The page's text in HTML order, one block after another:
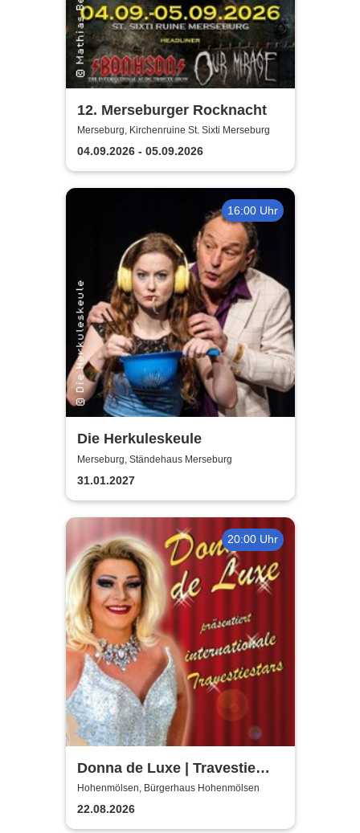
12. Merseburger Rocknacht
Merseburg, Kirchenruine St. Sixti Merseburg
04.09.2026 - 05.09.2026
16:00 Uhr
Die Herkuleskeule
Merseburg, Ständehaus Merseburg
31.01.2027
20:00 Uhr
Donna de Luxe | Travestie
Show
Hohenmölsen, Bürgerhaus Hohenmölsen
22.08.2026